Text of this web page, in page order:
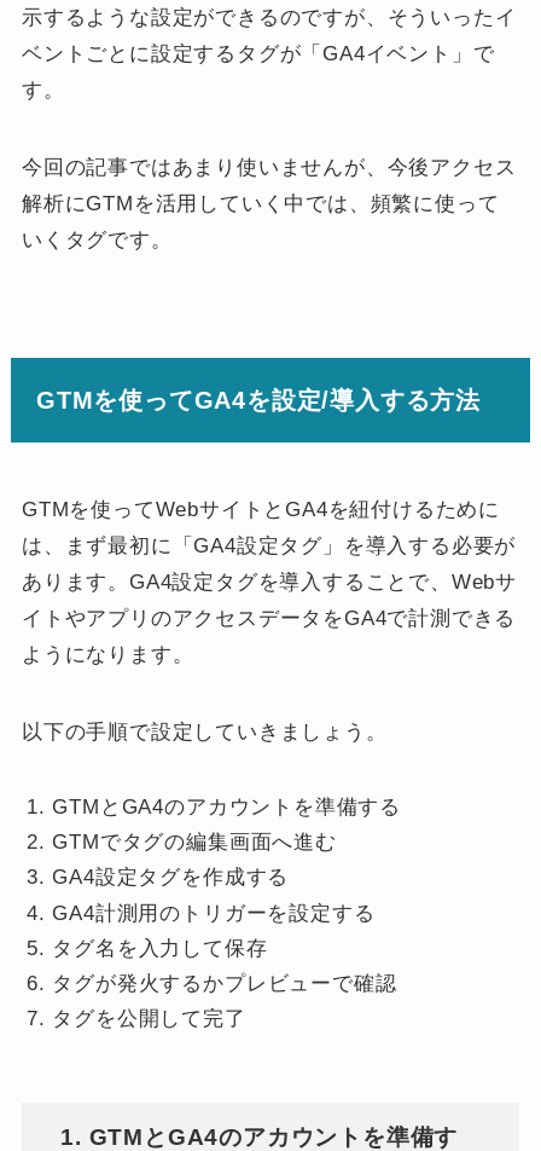
示するような設定ができるのですが、そういったイ
ベントごとに設定するタグが「GA4イベント」で
す。
今回の記事ではあまり使いませんが、今後アクセス
解析にGTMを活用していく中では、頻繁に使って
いくタグです。
GTMを使ってGA4を設定/導入する方法
GTMを使ってWebサイトとGA4を紐付けるために
は、まず最初に「GA4設定タグ」を導入する必要が
あります。GA4設定タグを導入することで、Webサ
イトやアプリのアクセスデータをGA4で計測できる
ようになります。
以下の手順で設定していきましょう。
GTMとGA4のアカウントを準備する
GTMでタグの編集画面へ進む
GA4設定タグを作成する
GA4計測用のトリガーを設定する
タグ名を入力して保存
タグが発火するかプレビューで確認
タグを公開して完了
1. GTMとGA4のアカウントを準備す